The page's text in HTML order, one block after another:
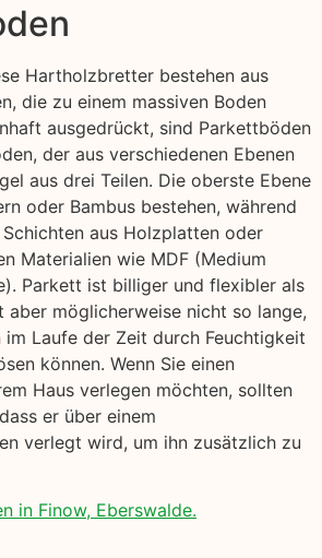
Hartholzbretter bestehen aus
die zu einem massiven Boden
ausgedrückt, sind Parkettböden
der aus verschiedenen Ebenen
aus drei Teilen. Die oberste Ebene
oder Bambus bestehen, während
aus Holzplatten oder
Materialien wie MDF (Medium
Parkett ist billiger und flexibler als
aber möglicherweise nicht so lange,
Laufe der Zeit durch Feuchtigkeit
können. Wenn Sie einen
Haus verlegen möchten, sollten
er über einem
verlegt wird, um ihn zusätzlich zu
in Finow, Eberswalde.